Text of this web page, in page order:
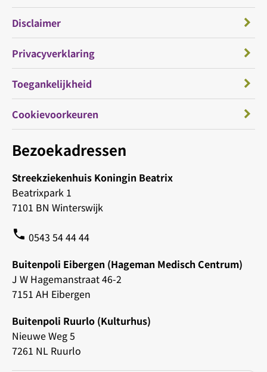
Bezoekadressen
Streekziekenhuis Koningin Beatrix
Beatrixpark 1
7101 BN Winterswijk
phone 0543 54 44 44
Buitenpoli Eibergen (Hageman Medisch Centrum)
J W Hagemanstraat 46-2
7151 AH Eibergen
Buitenpoli Ruurlo (Kulturhus)
Nieuwe Weg 5
7261 NL Ruurlo
Disclaimer
Privacyverklaring
Toegankelijkheid
Cookievoorkeuren